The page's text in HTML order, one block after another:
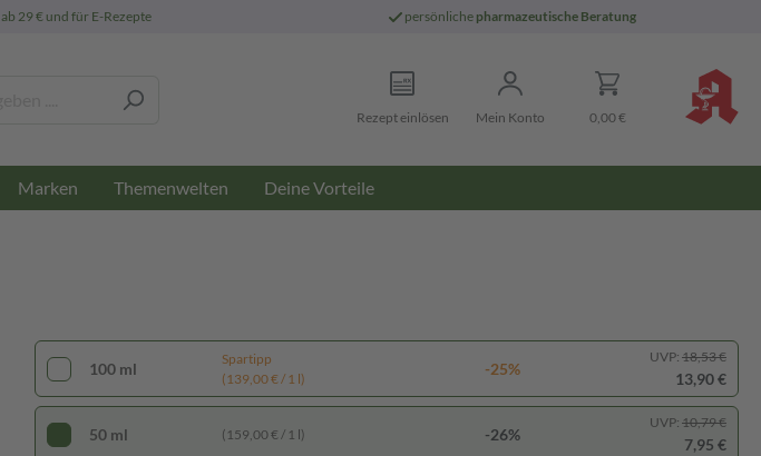
ab 29 € und für E-Rezepte persönliche pharmazeutische Beratung
Rezept einlösen Mein Konto 0,00 €
Marken Themenwelten Deine Vorteile
100 ml
Spartipp
(139,00 € / 1 l)
-25%
UVP: 18,53 €
13,90 €
50 ml (159,00 € / 1 l) -26%
UVP: 10,79 €
7,95 €